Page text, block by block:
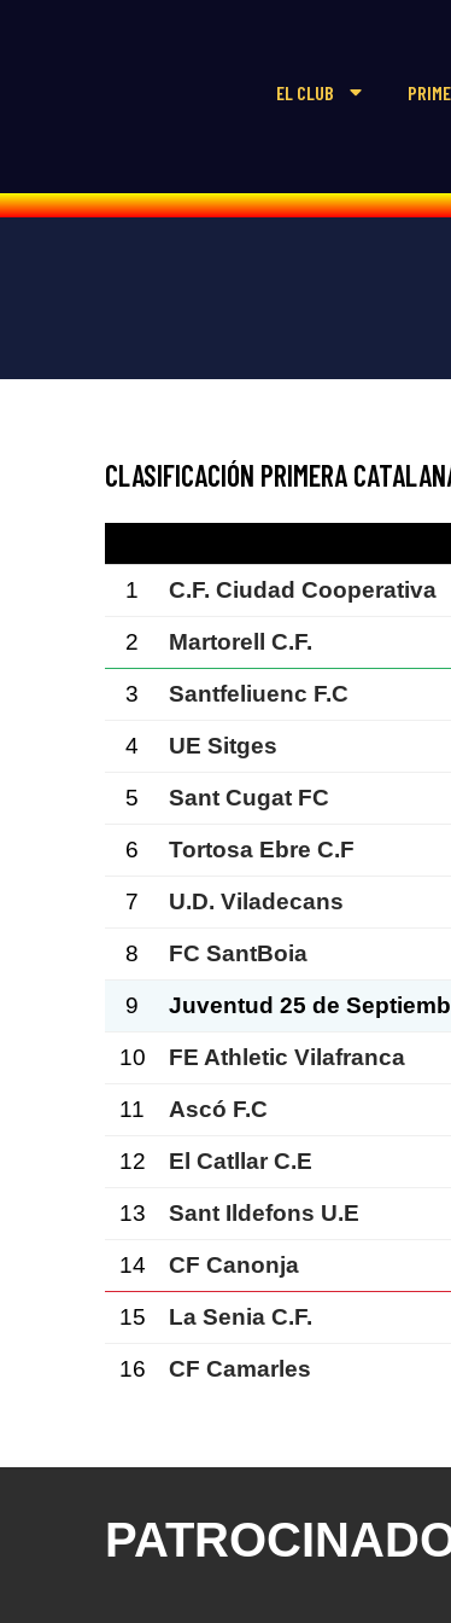
EL CLUB
CLASIFICACIÓN PRIMERA
1
C.F. Ciudad Cooperativa
2 Martorell C.F.
3 Santfeliuenc F.C
4 UE Sitges
5 Sant Cugat FC
6 Tortosa Ebre C.F
7 U.D. Viladecans
8 FC SantBoia
9 Juventud 25 de
10 FE Athletic Vilafranca
11 Ascó F.C
12 El Catllar C.E
13 Sant Ildefons U.E
14 CF Canonja
15 La Senia C.F.
16 CF Camarles